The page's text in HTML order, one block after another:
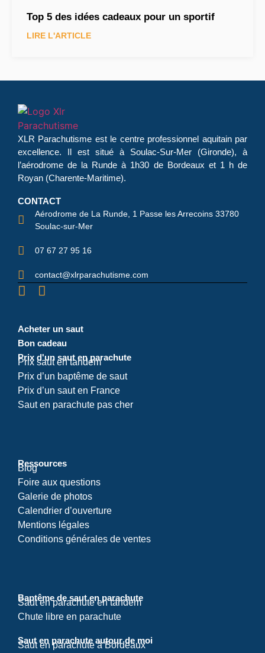
Top 5 des idées cadeaux pour un sportif
LIRE L'ARTICLE
XLR Parachutisme est le centre professionnel aquitain par
excellence. Il est situé à Soulac-Sur-Mer (Gironde), à
l’aérodrome de la Runde à 1h30 de Bordeaux et 1 h de
Royan (Charente-Maritime).
CONTACT
Aérodrome de La Runde, 1 Passe les Arrecoins 33780
Soulac-sur-Mer
07 67 27 95 16
contact@xlrparachutisme.com
Acheter un saut
Bon cadeau
Prix d'un saut en parachute
Prix saut en tandem
Prix d’un baptême de saut
Prix d’un saut en France
Saut en parachute pas cher
Ressources
Blog
Foire aux questions
Galerie de photos
Calendrier d’ouverture
Mentions légales
Conditions générales de ventes
Baptême de saut en parachute
Saut en parachute en tandem
Chute libre en parachute
Saut en parachute autour de moi
Saut en parachute à Bordeaux